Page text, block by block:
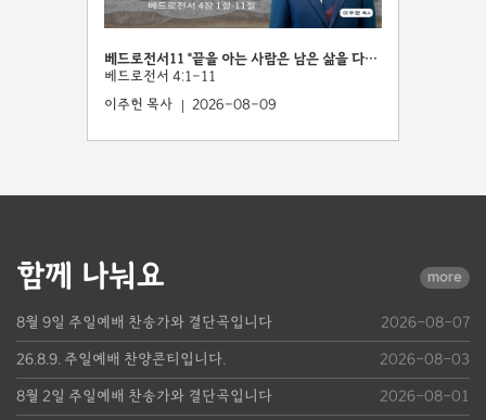
베드로전서11 "끝을 아는 사람은 남은 삶을 다르게 산다"
베드로전서 4:1-11
이주헌 목사
2026-08-09
함께 나눠요 more
8월 9일 주일예배 찬송가와 결단곡입니다
2026-08-07
26.8.9. 주일예배 찬양콘티입니다.
2026-08-03
8월 2일 주일예배 찬송가와 결단곡입니다
2026-08-01